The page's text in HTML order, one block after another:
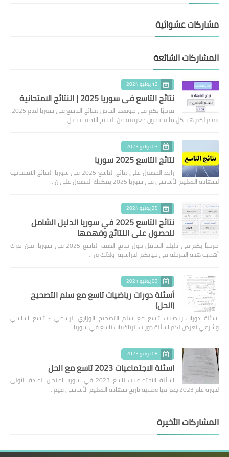
مشاركات عشوائية
المشاركات الشائعة
12 يوليو 2024
نتائج التاسع في سوريا 2025 | النتائج الامتحانية
مرحبًا بكم في موقعنا الخاص بنتائج التاسع في سوريا لعام 2025.
نقدم لكم هنا كل ما تحتاجون معرفته عن النتائج الامتحانية ل…
03 يوليو 2023
نتائج التاسع 2025 سوريا
رابط الحصول على نتائج التاسع 2025 في سوريا النتائج الامتحانية
لشهادة التعليم الأساسي في سوريا 2025 يمكنك الحصول على ن…
25 يونيو 2024
نتائج التاسع 2025 في سوريا الدليل الشامل
للحصول على النتائج وفهمها
مرحباً بكم في دليلنا الشامل حول نتائج الصف التاسع 2025 في سوريا. نحن ندرك
أهمية هذه المرحلة في حياتكم الدراسية، ولذلك ق…
03 يونيو 2021
أسئلة دورات رياضيات تاسع مع سلم التصحيح
(الحل)
اسئلة دورات رياضيات تاسع مع سلم التصحيح الوزاري الرسمي - تاسع أساسي
وشرعي نعرض لكم اسئلة دورات الرياضيات تاسع في سوريا …
08 يونيو 2023
اسئلة الاجتماعيات 2023 تاسع مع الحل
اسئلة الاجتماعيات تاسع 2023 في سوريا امتحان المادة الأولى
لدورة عام 2023 جغرافيا وطنية تاريخ شهادة التعليم الأساسي فيم…
المشاركات الأخيرة